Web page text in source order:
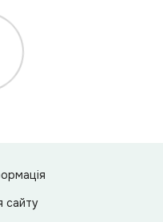
сайту